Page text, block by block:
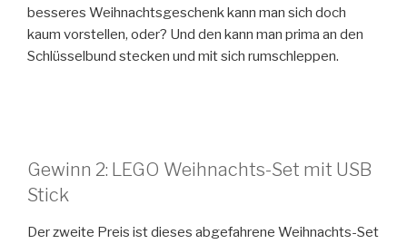
besseres Weihnachtsgeschenk kann man sich doch
kaum vorstellen, oder? Und den kann man prima an den
Schlüsselbund stecken und mit sich rumschleppen.
Gewinn 2: LEGO Weihnachts-Set mit USB
Stick
Der zweite Preis ist dieses abgefahrene Weihnachts-Set